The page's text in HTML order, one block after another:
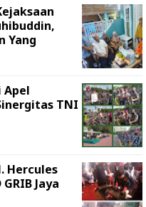
Yang
Apel
TNI
Hercules
Jaya